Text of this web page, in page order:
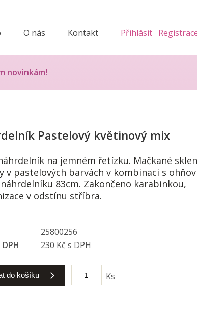
O nás Kontakt Přihlásit
novinkám!
Pastelový květinový mix
na jemném řetízku. Mačkané
v pastelových barvách v kombinaci s
83cm. Zakončeno karabinkou,
v odstínu stříbra.
25800256
230 Kč s DPH
do košíku Ks